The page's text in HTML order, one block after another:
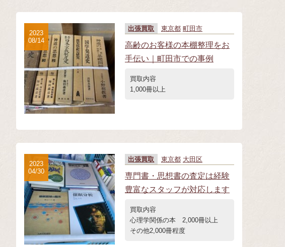
出張買取 東京都 町田市
高齢のお客様の本棚整理をお
手伝い｜町田市での事例
買取内容
1,000冊以上
2023
08/14
出張買取 東京都 大田区
専門書・思想書の査定は経験
豊富なスタッフが対応します
買取内容
心理学関係の本 2,000冊以上
その他2,000冊程度
2023
04/30